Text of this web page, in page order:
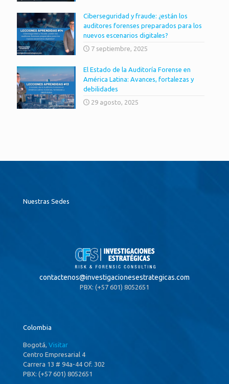
Ciberseguridad y fraude: ¿están los
auditores forenses preparados para los
nuevos escenarios digitales?
7 septiembre, 2025
El Estado de la Auditoría Forense en
América Latina: Avances, fortalezas y
debilidades
29 agosto, 2025
Nuestras Sedes
contactenos@investigacionesestrategicas.com
PBX: (+57 601) 8052651
Colombia
Bogotá, Visitar
Centro Empresarial 4
Carrera 13 # 94a-44 Of. 302
PBX: (+57 601) 8052651